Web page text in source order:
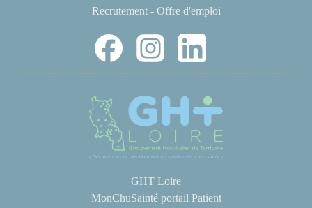
Recrutement - Offre d'emploi
GHT Loire
MonChuSainté portail Patient